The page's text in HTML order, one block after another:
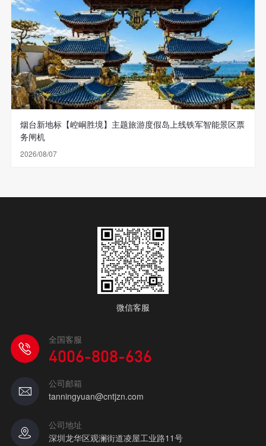
烟台新地标【崆峒胜境】主题旅游度假岛上线铁军智能景区票
务闸机
2026/08/07
微信客服
全国客服
4006-808-636
公司邮箱
tanningyuan@cntjzn.com
公司地址
深圳龙华区观澜街道凌屋工业路11号